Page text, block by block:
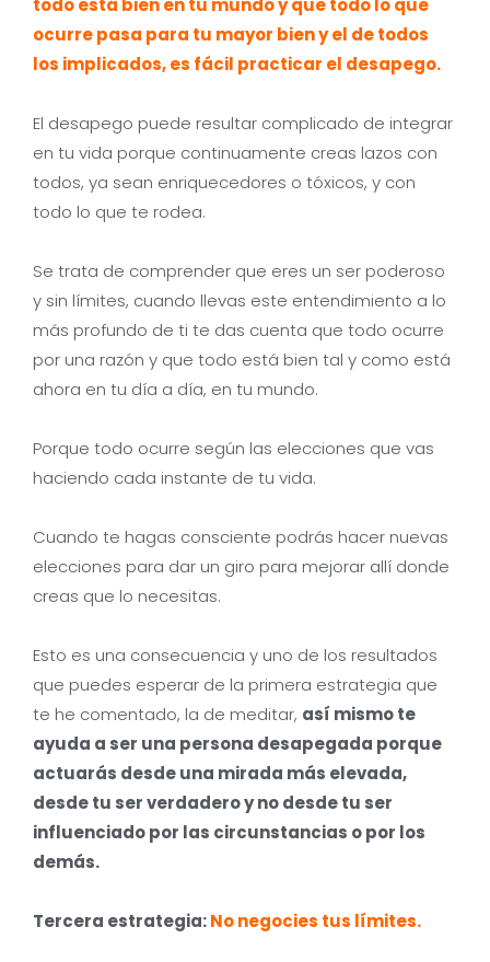
todo está bien en tu mundo y que todo lo que
ocurre pasa para tu mayor bien y el de todos
los implicados, es fácil practicar el desapego.
El desapego puede resultar complicado de integrar
en tu vida porque continuamente creas lazos con
todos, ya sean enriquecedores o tóxicos, y con
todo lo que te rodea.
Se trata de comprender que eres un ser poderoso
y sin límites, cuando llevas este entendimiento a lo
más profundo de ti te das cuenta que todo ocurre
por una razón y que todo está bien tal y como está
ahora en tu día a día, en tu mundo.
Porque todo ocurre según las elecciones que vas
haciendo cada instante de tu vida.
Cuando te hagas consciente podrás hacer nuevas
elecciones para dar un giro para mejorar allí donde
creas que lo necesitas.
Esto es una consecuencia y uno de los resultados
que puedes esperar de la primera estrategia que
te he comentado, la de meditar, así mismo te
ayuda a ser una persona desapegada porque
actuarás desde una mirada más elevada,
desde tu ser verdadero y no desde tu ser
influenciado por las circunstancias o por los
demás.
Tercera estrategia:No negocies tus límites.